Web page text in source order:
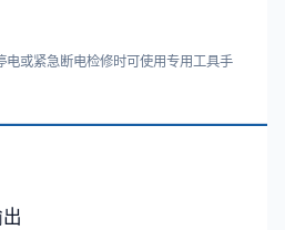
或紧急断电检修时可使用专用工具手